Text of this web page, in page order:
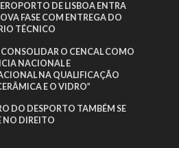
DE LISBOA ENTRA
FASE COM ENTREGA DO
TÉCNICO
CONSOLIDAR O CENCAL COMO
NACIONAL E
NA QUALIFICAÇÃO
E O VIDRO”
DO DESPORTO TAMBÉM SE
NO DIREITO